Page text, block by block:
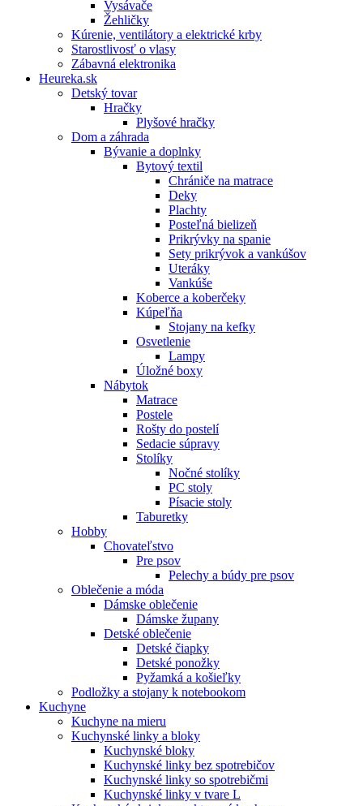
Vysávače
Žehličky
Kúrenie, ventilátory a elektrické krby
Starostlivosť o vlasy
Zábavná elektronika
Heureka.sk
Detský tovar
Hračky
Plyšové hračky
Dom a záhrada
Bývanie a doplnky
Bytový textil
Chrániče na matrace
Deky
Plachty
Posteľná bielizeň
Prikrývky na spanie
Sety prikrývok a vankúšov
Uteráky
Vankúše
Koberce a koberčeky
Kúpeľňa
Stojany na kefky
Osvetlenie
Lampy
Úložné boxy
Nábytok
Matrace
Postele
Rošty do postelí
Sedacie súpravy
Stolíky
Nočné stolíky
PC stoly
Písacie stoly
Taburetky
Hobby
Chovateľstvo
Pre psov
Pelechy a búdy pre psov
Oblečenie a móda
Dámske oblečenie
Dámske župany
Detské oblečenie
Detské čiapky
Detské ponožky
Pyžamká a košieľky
Podložky a stojany k notebookom
Kuchyne
Kuchyne na mieru
Kuchynské linky a bloky
Kuchynské bloky
Kuchynské linky bez spotrebičov
Kuchynské linky so spotrebičmi
Kuchynské linky v tvare L